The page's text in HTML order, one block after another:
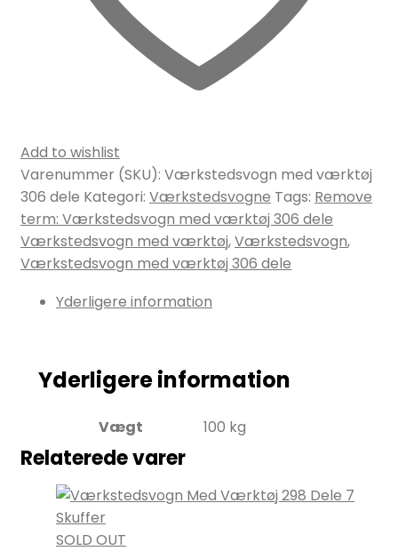
Add to wishlist
Varenummer (SKU): Værkstedsvogn med værktøj
306 dele Kategori: Værkstedsvogne Tags: Remove
term: Værkstedsvogn med værktøj 306 dele
Værkstedsvogn med værktøj,Værkstedsvogn,
Værkstedsvogn med værktøj 306 dele
Yderligere information
Yderligere information
Vægt 100 kg
Relaterede varer
SOLD OUT